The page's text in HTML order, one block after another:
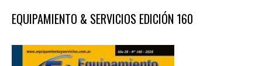
EQUIPAMIENTO & SERVICIOS EDICIÓN 160